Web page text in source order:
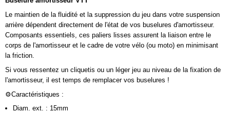
Le maintien de la fluidité et la suppression du jeu dans votre suspension
arrière dépendent directement de l'état de vos buselures d'amortisseur.
Composants essentiels, ces paliers lisses assurent la liaison entre le
corps de l'amortisseur et le cadre de votre vélo (ou moto) en minimisant
la friction.
Si vous ressentez un cliquetis ou un léger jeu au niveau de la fixation de
l'amortisseur, il est temps de remplacer vos buselures !
⚙️Caractéristiques :
Diam. ext. : 15mm